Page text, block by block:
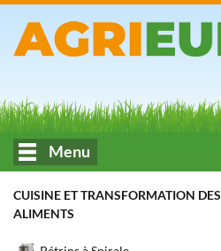
Menu
CUISINE ET TRANSFORMATION DES
ALIMENTS